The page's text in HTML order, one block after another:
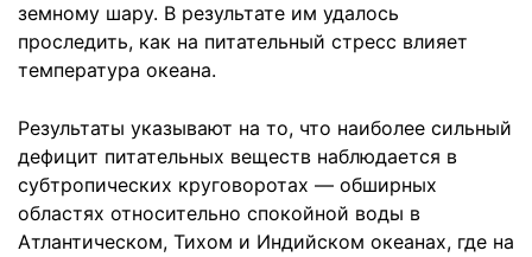
земному шару. В результате им удалось
проследить, как на питательный стресс влияет
температура океана.
Результаты указывают на то, что наиболее сильный
дефицит питательных веществ наблюдается в
субтропических круговоротах — обширных
областях относительно спокойной воды в
Атлантическом, Тихом и Индийском океанах, где на